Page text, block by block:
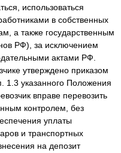
использоваться
в собственных
а также государственным
РФ), за исключением
актами РФ.
утверждено приказом
1.3 указанного Положения
вправе перевозить
контролем, без
уплаты
и транспортных
на депозит